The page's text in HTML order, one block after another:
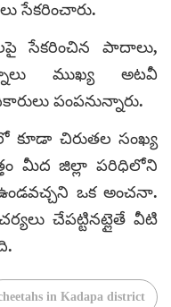
సేకరించారు.
సేకరించిన పాదాలు,
ముఖ్య అటవీ
పంపనున్నారు.
చిరుతల సంఖ్య
మీద జిల్లా పరిధిలోని
ఒక అంచనా.
చేపట్టినట్లైతే వీటి
in Kadapa district